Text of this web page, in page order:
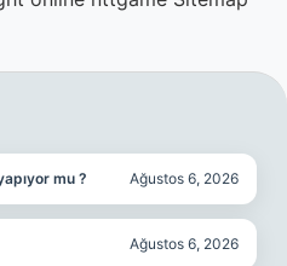
mu ? Ağustos 6, 2026
Ağustos 6, 2026